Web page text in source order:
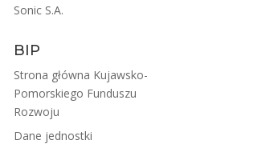
Sonic S.A.
BIP
Strona główna Kujawsko-
Pomorskiego Funduszu
Rozwoju
Dane jednostki